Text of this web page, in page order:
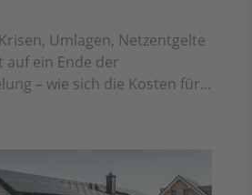
Umlagen, Netzentgelte
auf ein Ende der
– wie sich die Kosten für...